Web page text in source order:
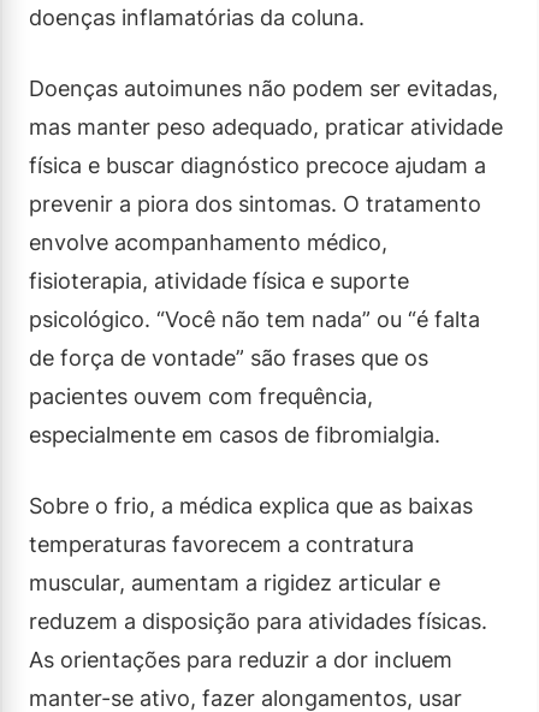
doenças inflamatórias da coluna.
Doenças autoimunes não podem ser evitadas,
mas manter peso adequado, praticar atividade
física e buscar diagnóstico precoce ajudam a
prevenir a piora dos sintomas. O tratamento
envolve acompanhamento médico,
fisioterapia, atividade física e suporte
psicológico. “Você não tem nada” ou “é falta
de força de vontade” são frases que os
pacientes ouvem com frequência,
especialmente em casos de fibromialgia.
Sobre o frio, a médica explica que as baixas
temperaturas favorecem a contratura
muscular, aumentam a rigidez articular e
reduzem a disposição para atividades físicas.
As orientações para reduzir a dor incluem
manter-se ativo, fazer alongamentos, usar